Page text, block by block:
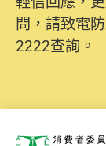
問，請致電
2222查詢。